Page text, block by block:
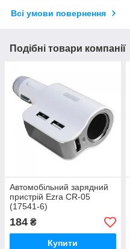
Всі умови повернення
Подібні товари компанії
Автомобільний зарядний
пристрій Ezra CR-05
(17541-6)
184 ₴
Купити